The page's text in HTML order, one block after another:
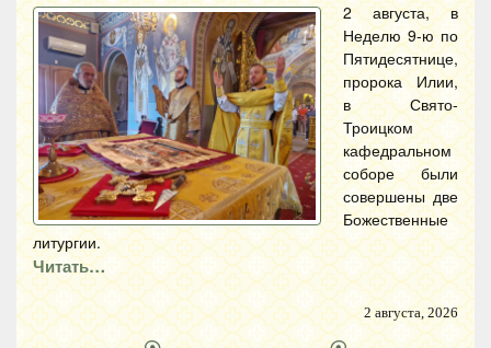
2 августа, в
Неделю 9-ю по
Пятидесятнице,
пророка Илии,
в Свято-
Троицком
кафедральном
соборе были
совершены две
Божественные
литургии.
Читать…
2 августа, 2026